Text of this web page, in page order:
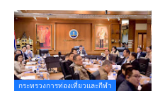
กระทรวงการท่องเที่ยวและกีฬา